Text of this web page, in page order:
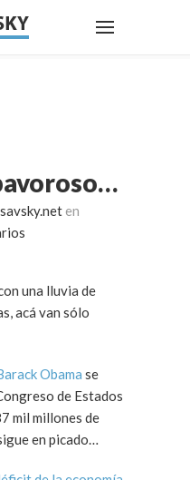
en
una lluvia de
acá van sólo
Obama se
de Estados
mil millones de
en picado…